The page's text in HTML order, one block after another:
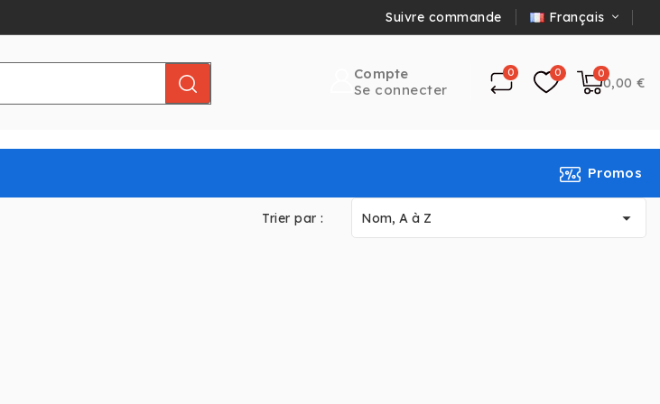
Suivre commande Français
Compte
Se connecter
0,00 €
Promos
Trier par : Nom, A à Z 